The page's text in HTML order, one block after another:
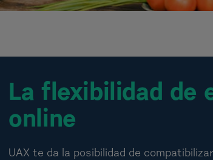
La flexibilidad de
online
UAX te da la posibilidad de